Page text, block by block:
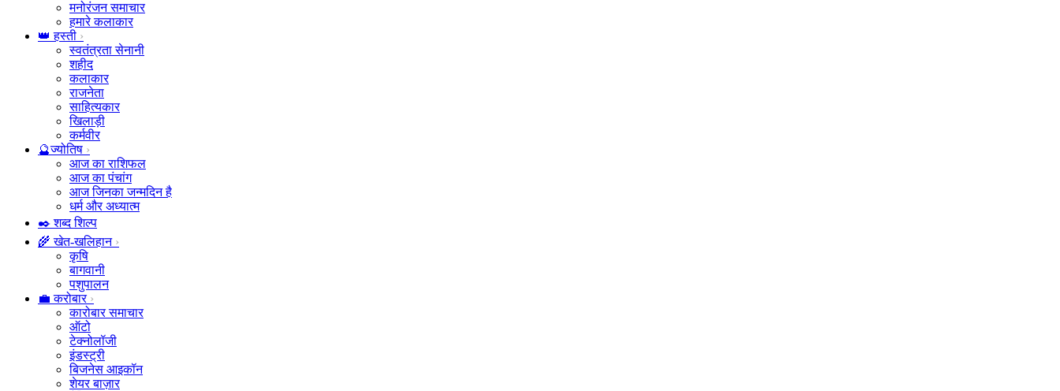
मनोरंजन समाचार
हमारे कलाकार
👑 हस्ती
स्वतंत्रता सेनानी
शहीद
कलाकार
राजनेता
साहित्यकार
खिलाड़ी
कर्मवीर
🔮ज्योतिष
आज का राशिफल
आज का पंचांग
आज जिनका जन्मदिन है
धर्म और अध्यात्म
✒️ शब्द शिल्प
🌾 खेत-खलिहान
कृषि
बागवानी
पशुपालन
💼 करोबार
कारोबार समाचार
ऑटो
टेक्नोलॉजी
इंडस्ट्री
बिजनेस आइकॉन
शेयर बाज़ार